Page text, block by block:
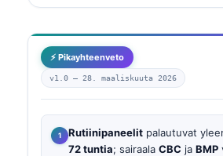
⚡ Pikayhteenveto
v1.0 — 28. maaliskuuta 2026
Rutiinipaneelit palautuvat
72 tuntia; sairaala CBC ja BMP